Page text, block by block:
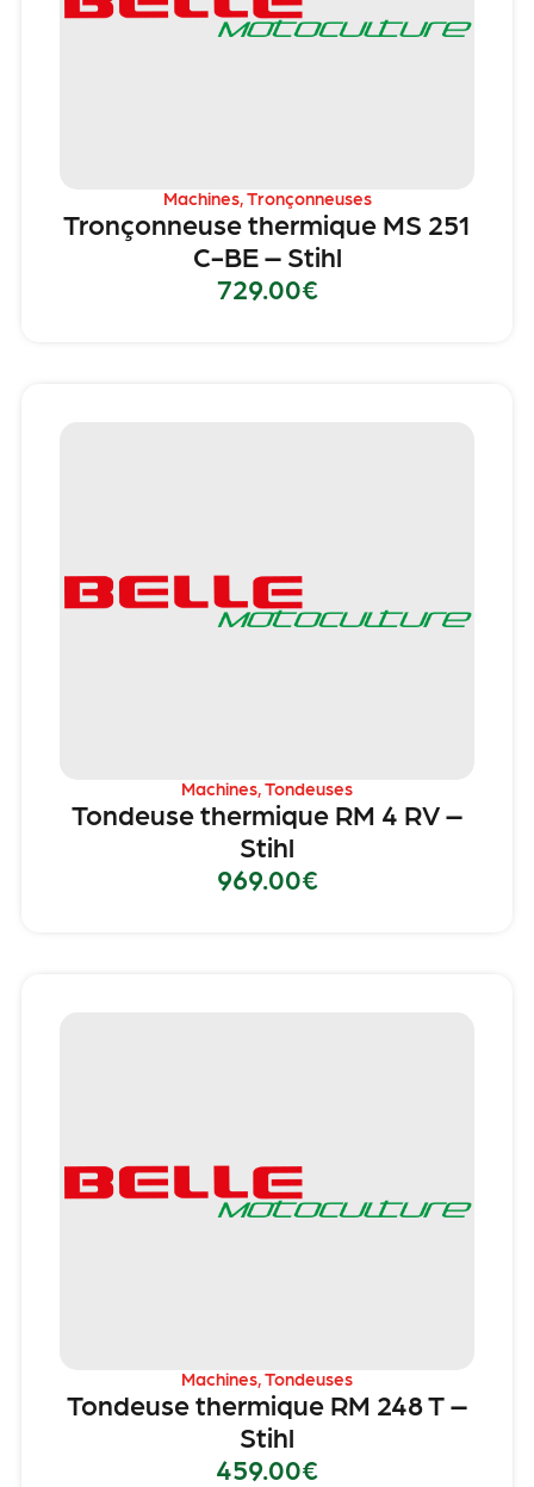
Machines,Tronçonneuses
Tronçonneuse thermique MS 251
C-BE – Stihl
729.00€
Machines,Tondeuses
Tondeuse thermique RM 4 RV –
Stihl
969.00€
Machines,Tondeuses
Tondeuse thermique RM 248 T –
Stihl
459.00€